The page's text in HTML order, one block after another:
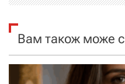
і
я
з
Вам також може